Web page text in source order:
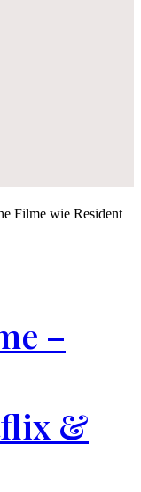
Filme wie Resident
–
&